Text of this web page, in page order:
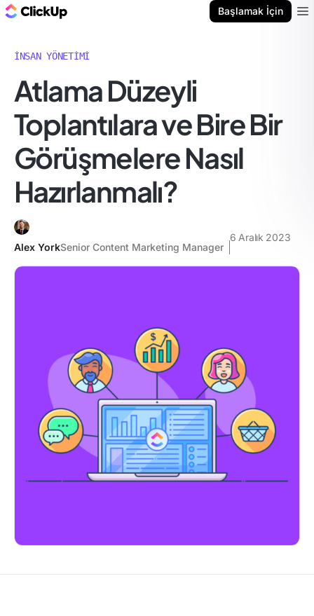
Başlamak İçin
İNSAN YÖNETIMI
Atlama Düzeyli
Toplantılara ve Bire Bir
Görüşmelere Nasıl
Hazırlanmalı?
Alex YorkSenior Content Marketing Manager
6 Aralık 2023